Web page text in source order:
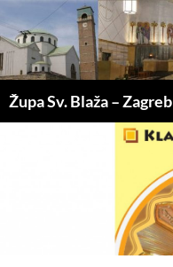
Župa Sv. Blaža – Zagreb